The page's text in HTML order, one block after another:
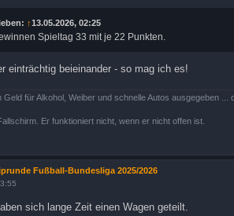
↑13.05.2026, 02:25
Spieltag 33 mit je 22 Punkten.
einträchtig beieinander - so mag ich es!
Geld für Alkohol, Weiber und schnelle Autos ausgegeben
Er funktioniert nicht, wenn er nicht offen ist.
Fußball-Bundesliga 2025/2026
sich lange Zeit einen Wagen geteilt.